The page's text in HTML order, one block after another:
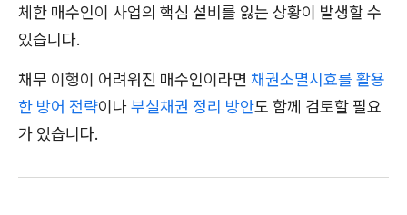
체한 매수인이 사업의 핵심 설비를 잃는 상황이 발생할 수
있습니다.
채무 이행이 어려워진 매수인이라면 채권소멸시효를 활용
한 방어 전략이나부실채권 정리 방안도 함께 검토할 필요
가 있습니다.